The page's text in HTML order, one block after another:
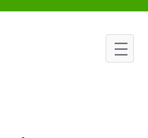
im